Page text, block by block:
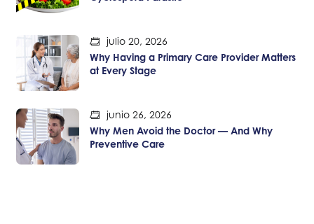
julio 20, 2026
Why Having a Primary Care Provider Matters
at Every Stage
junio 26, 2026
Why Men Avoid the Doctor — And Why
Preventive Care